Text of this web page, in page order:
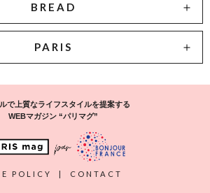
BREAD
PARIS
で上質なライフスタイルを提案する
WEBマガジン “パリマグ”
POLICY | CONTACT